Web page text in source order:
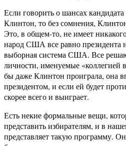
Если говорить о шансах
Клинтон, то без сомнения,
Это, в общем-то, не имеет
народ США все равно президента
выборная система США. Все
личности, именуемые «коллегией
бы даже Клинтон проиграла, она
президентом, и если ей будет
скорее всего и выиграет.
Есть некие формальные вещи,
представить избирателям, и в
представляет такую программу.